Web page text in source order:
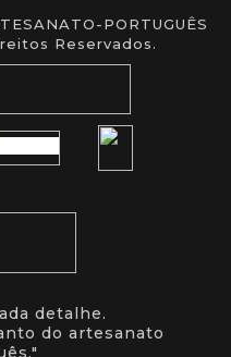
PORTUGUÊS
Reservados.
detalhe.
do artesanato